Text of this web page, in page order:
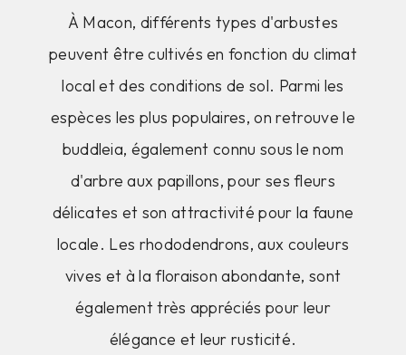
À Macon, différents types d'arbustes
peuvent être cultivés en fonction du climat
local et des conditions de sol. Parmi les
espèces les plus populaires, on retrouve le
buddleia, également connu sous le nom
d'arbre aux papillons, pour ses fleurs
délicates et son attractivité pour la faune
locale. Les rhododendrons, aux couleurs
vives et à la floraison abondante, sont
également très appréciés pour leur
élégance et leur rusticité.